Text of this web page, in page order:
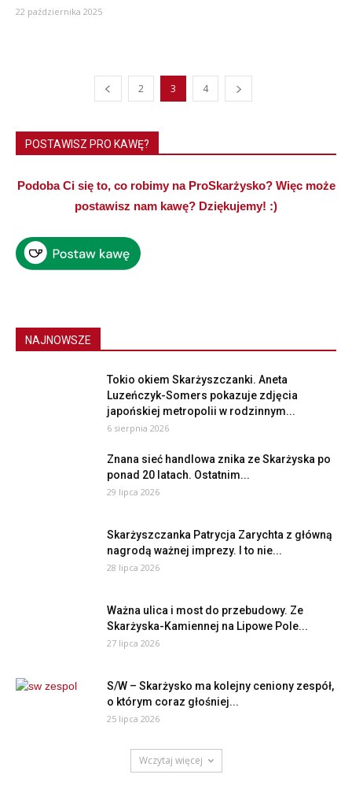
22 października 2025
2 3 4
POSTAWISZ PRO KAWĘ?
Podoba Ci się to, co robimy na ProSkarżysko? Więc może
postawisz nam kawę? Dziękujemy! :)
NAJNOWSZE
Tokio okiem Skarżyszczanki. Aneta
Luzeńczyk-Somers pokazuje zdjęcia
japońskiej metropolii w rodzinnym...
6 sierpnia 2026
Znana sieć handlowa znika ze Skarżyska po
ponad 20 latach. Ostatnim...
29 lipca 2026
Skarżyszczanka Patrycja Zarychta z główną
nagrodą ważnej imprezy. I to nie...
28 lipca 2026
Ważna ulica i most do przebudowy. Ze
Skarżyska-Kamiennej na Lipowe Pole...
27 lipca 2026
S/W – Skarżysko ma kolejny ceniony zespół,
o którym coraz głośniej...
25 lipca 2026
Wczytaj więcej